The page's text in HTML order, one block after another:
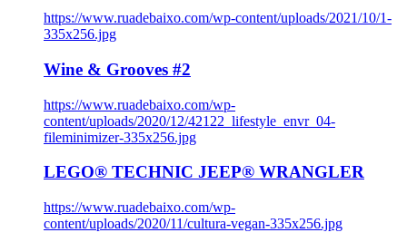
https://www.ruadebaixo.com/wp-content/uploads/2021/10/1-
335x256.jpg
Wine & Grooves #2
https://www.ruadebaixo.com/wp-
content/uploads/2020/12/42122_lifestyle_envr_04-
fileminimizer-335x256.jpg
LEGO® TECHNIC JEEP® WRANGLER
https://www.ruadebaixo.com/wp-
content/uploads/2020/11/cultura-vegan-335x256.jpg